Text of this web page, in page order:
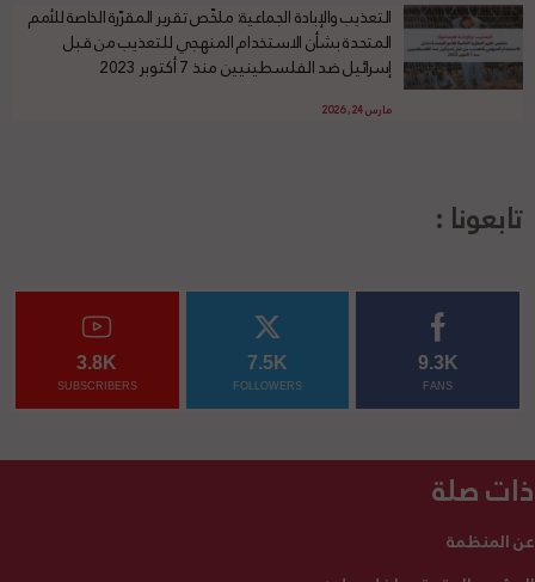
التعذيب والإبادة الجماعية: ملخّص تقرير المقرّرة الخاصة للأمم
المتحدة بشأن الاستخدام المنهجي للتعذيب من قبل
إسرائيل ضد الفلسطينيين منذ 7 أكتوبر 2023
مارس 24, 2026
تابعونا :
9.3K
FANS
7.5K
FOLLOWERS
3.8K
SUBSCRIBERS
ذات صلة
عن المنظمة